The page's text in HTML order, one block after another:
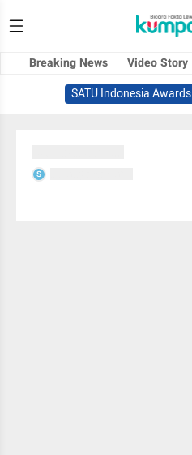
Breaking News Video Story
SATU Indonesia Awards
S